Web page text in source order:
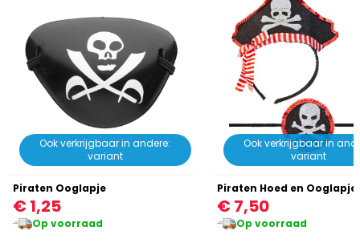
Ook verkrijgbaar in andere:
variant
Piraten Ooglapje
€ 1,25
Op voorraad
Ook verkrijgbaar in
variant
Piraten Hoed en Ooglapje
€ 7,50
Op voorraad